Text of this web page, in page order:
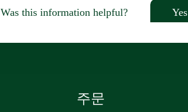
Was this information helpful? Yes
주문